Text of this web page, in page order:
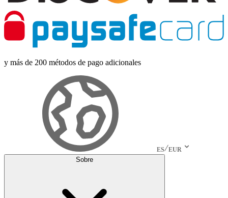
y más de 200 métodos de pago adicionales
ES EUR
Sobre